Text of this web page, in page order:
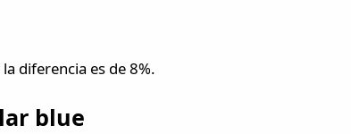
diferencia es de 8%.
blue